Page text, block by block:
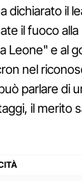
il
il fuoco
Leone" e al
nel
parlare di
il merito